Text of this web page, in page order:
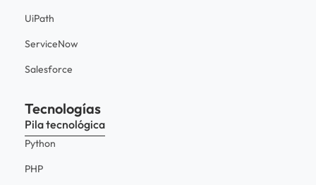
UiPath
ServiceNow
Salesforce
Tecnologías
Pila tecnológica
Python
PHP